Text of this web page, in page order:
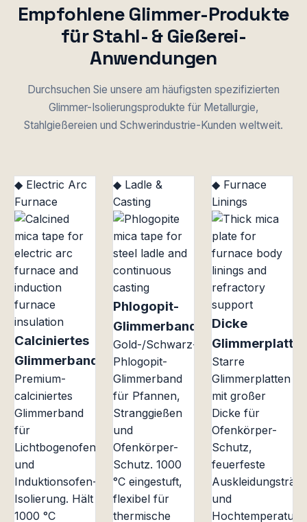
Empfohlene Glimmer-Produkte
für Stahl- & Gießerei-
Anwendungen
Durchsuchen Sie unsere am häufigsten spezifizierten
Glimmer-Isolierungsprodukte für Metallurgie,
Stahlgießereien und Schwerindustrie-Kunden weltweit.
◆ Electric Arc
Furnace
Calciniertes
Glimmerband
Premium-
calciniertes
Glimmerband
für
Lichtbogenofen-
und
Induktionsofen-
Isolierung. Hält
1000 °C
◆ Ladle &
Casting
Phlogopit-
Glimmerband
Gold-/Schwarz-
Phlogopit-
Glimmerband
für Pfannen,
Stranggießen
und
Ofenkörper-
Schutz. 1000
°C eingestuft,
flexibel für
thermische
◆ Furnace
Linings
Dicke
Glimmerplatte
Starre
Glimmerplatten
mit großer
Dicke für
Ofenkörper-
Schutz,
feuerfeste
und
Hochtemperatur-